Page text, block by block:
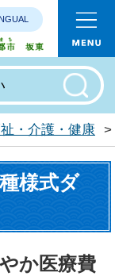
みんなで
・介護・健康 >
様式ダ
か医療費